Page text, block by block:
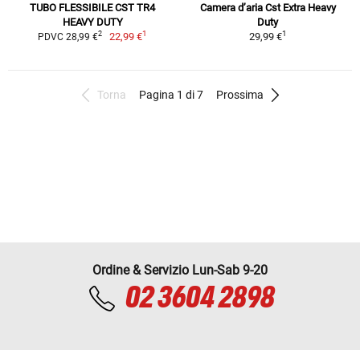
TUBO FLESSIBILE CST TR4
HEAVY DUTY
PDVC 28,99 €2 22,99 €1
Camera d’aria Cst Extra Heavy
Duty
29,99 €1
Torna Pagina 1 di 7 Prossima
Ordine & Servizio Lun-Sab 9-20
02 3604 2898